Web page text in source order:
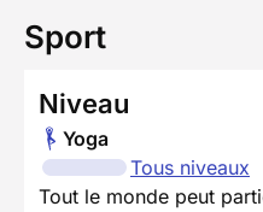
Sport
Niveau
Yoga
Tous niveaux
Tout le monde peut